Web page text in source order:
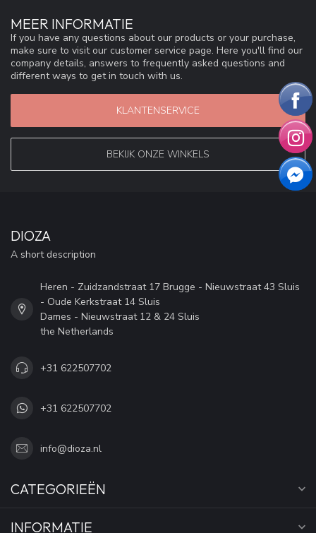
MEER INFORMATIE
If you have any questions about our products or your purchase,
make sure to visit our customer service page. Here you'll find our
company details, answers to frequently asked questions and
different ways to get in touch with us.
KLANTENSERVICE
BEKIJK ONZE WINKELS
DIOZA
A short description
Heren - Zuidzandstraat 17 Brugge - Nieuwstraat 43 Sluis
- Oude Kerkstraat 14 Sluis
Dames - Nieuwstraat 12 & 24 Sluis
the Netherlands
+31 622507702
+31 622507702
info@dioza.nl
CATEGORIEËN
INFORMATIE